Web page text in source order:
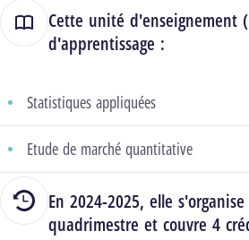
Cette unité d'enseignement
d'apprentissage :
Statistiques appliquées
Etude de marché quantitative
En 2024-2025, elle
quadrimestre et couvre 4